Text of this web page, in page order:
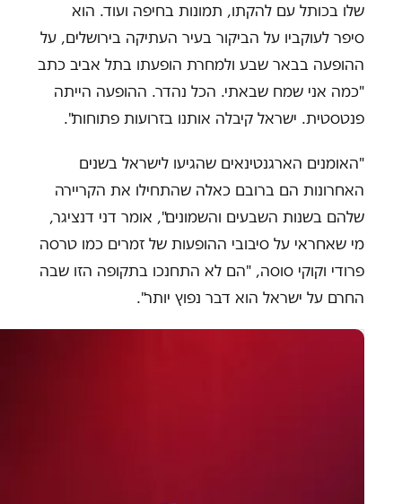
שלו בכותל עם להקתו, תמונות בחיפה ועוד. הוא
סיפר לעוקביו על הביקור בעיר העתיקה בירושלים, על
ההופעה בבאר שבע ולמחרת הופעתו בתל אביב כתב
"כמה אני שמח שבאתי. הכל נהדר. ההופעה הייתה
פנטסטית. ישראל קיבלה אותנו בזרועות פתוחות".
"האומנים הארגנטינאים שהגיעו לישראל בשנים
האחרונות הם ברובם כאלה שהתחילו את הקריירה
שלהם בשנות השבעים והשמונים", אומר דני דנציגר,
מי שאחראי על סיבובי ההופעות של זמרים כמו טרסה
פרודי וקוקי סוסה, "הם לא התחנכו בתקופה הזו שבה
החרם על ישראל הוא דבר נפוץ יותר".